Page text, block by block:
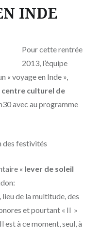
INDE
Pour cette rentrée
2013, l’équipe
« voyage en Inde »,
centre culturel de
avec au programme
des festivités
« lever de soleil
lieu de la multitude, des
et pourtant « Il »
est à ce moment, seul, à